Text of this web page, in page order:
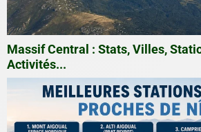
Massif Central : Stats, Villes,
Activités...